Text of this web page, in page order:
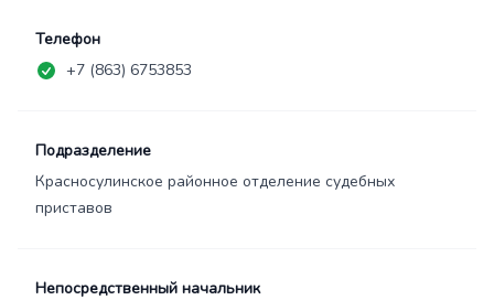
Телефон
+7 (863) 6753853
Подразделение
Красносулинское районное отделение судебных
приставов
Непосредственный начальник